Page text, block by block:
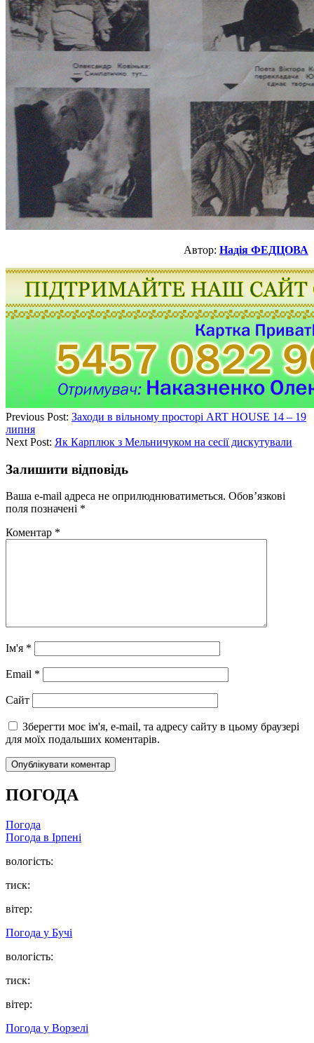
Автор: Надія ФЕДЦОВА
Previous Post: Заходи в вільному просторі ART HOUSE 14 – 19
липня
Next Post: Як Карплюк з Мельничуком на сесії дискутували
Залишити відповідь
Ваша e-mail адреса не оприлюднюватиметься. Обов’язкові
поля позначені *
Коментар *
Ім'я *
Email *
Сайт
Зберегти моє ім'я, e-mail, та адресу сайту в цьому браузері
для моїх подальших коментарів.
ПОГОДА
Погода
Погода в Ірпені
вологість:
тиск:
вітер:
Погода у Бучі
вологість:
тиск:
вітер:
Погода у Ворзелі